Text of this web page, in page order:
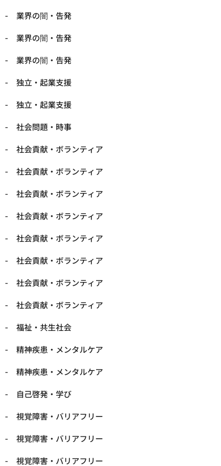
業界の闇・告発
業界の闇・告発
業界の闇・告発
独立・起業支援
独立・起業支援
社会問題・時事
社会貢献・ボランティア
社会貢献・ボランティア
社会貢献・ボランティア
社会貢献・ボランティア
社会貢献・ボランティア
社会貢献・ボランティア
社会貢献・ボランティア
社会貢献・ボランティア
福祉・共生社会
精神疾患・メンタルケア
精神疾患・メンタルケア
自己啓発・学び
視覚障害・バリアフリー
視覚障害・バリアフリー
視覚障害・バリアフリー